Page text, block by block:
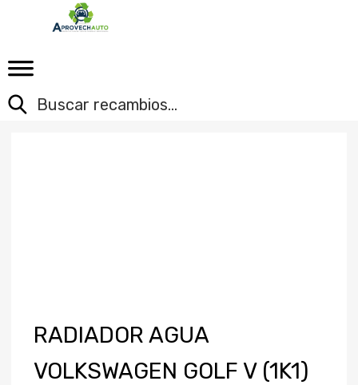
RADIADOR AGUA
VOLKSWAGEN GOLF V (1K1)